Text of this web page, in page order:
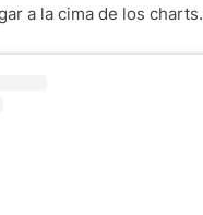
a la cima de los charts.